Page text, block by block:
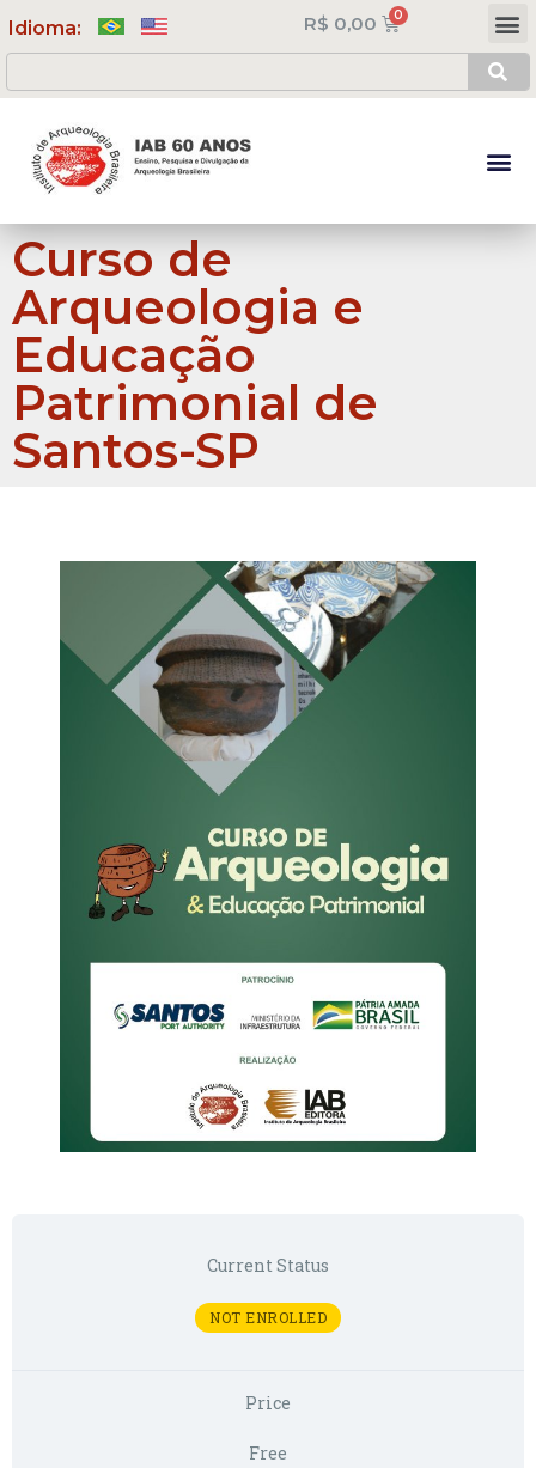
Idioma: R$ 0,00
Curso de
Arqueologia e
Educação
Patrimonial de
Santos-SP
Current Status
NOT ENROLLED
Price
Free